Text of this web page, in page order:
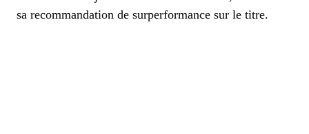
sa recommandation de surperformance sur le titre.